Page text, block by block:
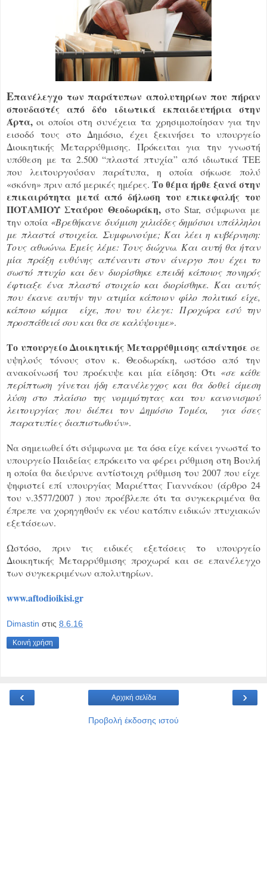
Επανέλεγχο των παράτυπων απολυτηρίων που πήραν
σπουδαστές από δύο ιδιωτικά εκπαιδευτήρια στην
Άρτα, οι οποίοι στη συνέχεια τα χρησιμοποίησαν για την
εισοδό τους στο Δημόσιο, έχει ξεκινήσει το υπουργείο
Διοικητικής Μεταρρύθμισης. Πρόκειται για την γνωστή
υπόθεση με τα 2.500 “πλαστά πτυχία” από ιδιωτικά ΤΕΕ
που λειτουργούσαν παράτυπα, η οποία σήκωσε πολύ
«σκόνη» πριν από μερικές ημέρες. Το θέμα ήρθε ξανά στην
επικαιρότητα μετά από δήλωση του επικεφαλής του
ΠΟΤΑΜΙΟΥ Σταύρου Θεοδωράκη,στο Star, σύμφωνα με
την οποία «Βρεθήκανε δυόμιση χιλιάδες δημόσιοι υπάλληλοι
με πλαστά στοιχεία. Συμφωνούμε; Και λέει η κυβέρνηση:
Τους αθωώνω. Εμείς λέμε: Τους διώχνω. Και αυτή θα ήταν
μία πράξη ευθύνης απέναντι στον άνεργο που έχει το
σωστό πτυχίο και δεν διορίσθηκε επειδή κάποιος πονηρός
έφτιαξε ένα πλαστό στοιχείο και διορίσθηκε. Και αυτός
που έκανε αυτήν την ατιμία κάποιον φίλο πολιτικό είχε,
κάποιο κόμμα είχε, που του έλεγε: Προχώρα εσύ την
προσπάθειά σου και θα σε καλύψουμε».
Το υπουργείο Διοικητικής Μεταρρύθμισης απάντησε σε
υψηλούς τόνους στον κ. Θεοδωράκη, ωστόσο από την
ανακοίνωσή του προέκυψε και μία είδηση: Ότι «σε κάθε
περίπτωση γίνεται ήδη επανέλεγχος και θα δοθεί άμεση
λύση στο πλαίσιο της νομιμότητας και του κανονισμού
λειτουργίας που διέπει τον Δημόσιο Τομέα, για όσες
παρατυπίες διαπιστωθούν».
Να σημειωθεί ότι σύμφωνα με τα όσα είχε κάνει γνωστά το
υπουργείο Παιδείας επρόκειτο να φέρει ρύθμιση στη Βουλή
η οποία θα διεύρυνε αντίστοιχη ρύθμιση του 2007 που είχε
ψηφιστεί επί υπουργίας Μαριέττας Γιαννάκου (άρθρο 24
του ν.3577/2007 ) που προέβλεπε ότι τα συγκεκριμένα θα
έπρεπε να χορηγηθούν εκ νέου κατόπιν ειδικών πτυχιακών
εξετάσεων.
Ωστόσο, πριν τις ειδικές εξετάσεις το υπουργείο
Διοικητικής Μεταρρύθμισης προχωρά και σε επανέλεγχο
των συγκεκριμένων απολυτηρίων.
www.aftodioikisi.gr
Dimastin στις 8.6.16
Κοινή χρήση
‹ ›
Αρχική σελίδα
Προβολή έκδοσης ιστού